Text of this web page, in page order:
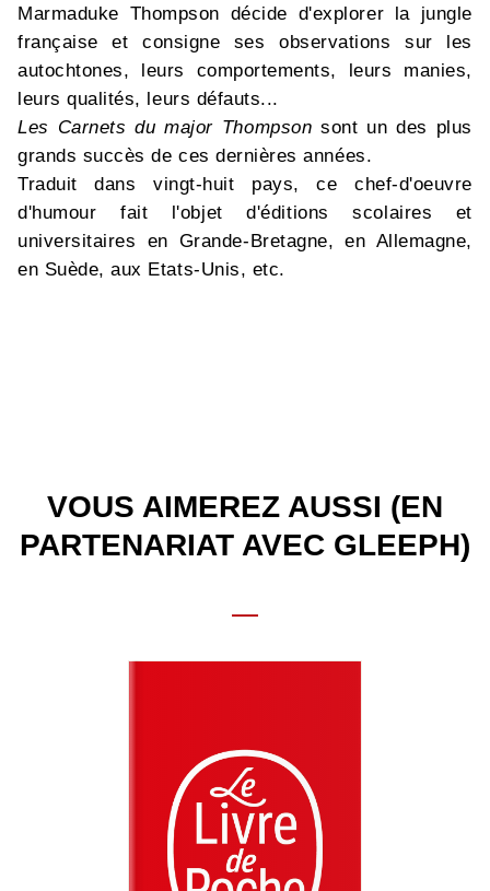
Marmaduke Thompson décide d'explorer la jungle
française et consigne ses observations sur les
autochtones, leurs comportements, leurs manies,
leurs qualités, leurs défauts...
Les Carnets du major Thompson sont un des plus
grands succès de ces dernières années.
Traduit dans vingt-huit pays, ce chef-d'oeuvre
d'humour fait l'objet d'éditions scolaires et
universitaires en Grande-Bretagne, en Allemagne,
en Suède, aux Etats-Unis, etc.
VOUS AIMEREZ AUSSI (EN
PARTENARIAT AVEC GLEEPH)